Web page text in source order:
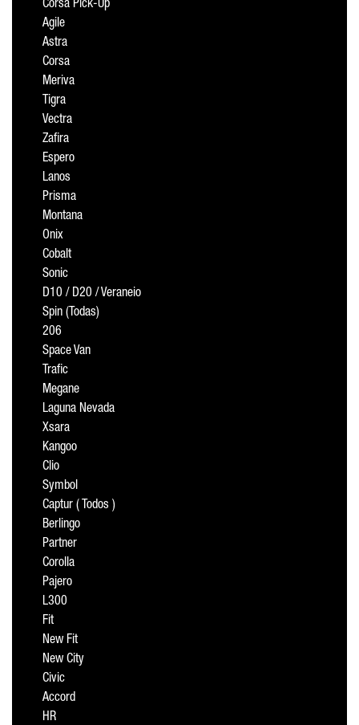
Corsa Pick-Up
Agile
Astra
Corsa
Meriva
Tigra
Vectra
Zafira
Espero
Lanos
Prisma
Montana
Onix
Cobalt
Sonic
D10 / D20 / Veraneio
Spin (Todas)
206
Space Van
Trafic
Megane
Laguna Nevada
Xsara
Kangoo
Clio
Symbol
Captur ( Todos )
Berlingo
Partner
Corolla
Pajero
L300
Fit
New Fit
New City
Civic
Accord
HR